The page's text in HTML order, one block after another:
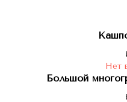
Нет
Большой